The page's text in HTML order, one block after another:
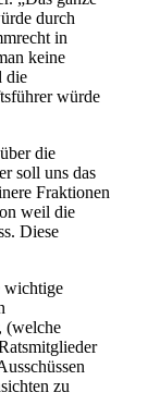
durch
in
keine
die
würde
die
soll uns das
Fraktionen
weil die
Diese
wichtige
(welche
zu